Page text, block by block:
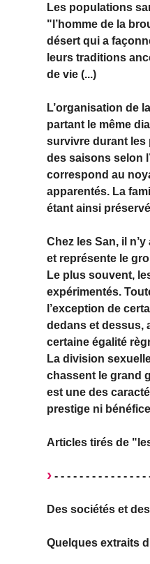
Les populations
"l’homme de la
désert qui a
leurs traditions
de vie (...)
L’organisation de
partant le même
survivre durant les
des saisons selon
correspond au
apparentés. La
étant ainsi
Chez les San, il
et représente le
Le plus souvent,
expérimentés.
l’exception de
dedans et dessus,
certaine égalité
La division
chassent le grand
est une des
prestige ni
Articles tirés de
- - - - - - - - - - - - - - -
Des sociétés et
Quelques extraits